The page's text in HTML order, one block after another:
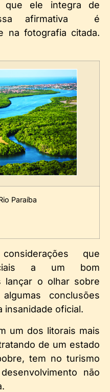
que ele integra de
afirmativa é
na fotografia citada.
Paraíba
que
a um bom
lançar o olhar sobre
conclusões
insanidade oficial.
dos litorais mais
de um estado
tem no turismo
não